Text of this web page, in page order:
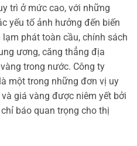
trì ở mức cao, với những
yếu tố ảnh hưởng đến biến
phát toàn cầu, chính sách
ương, căng thẳng địa
trong nước. Công ty
một trong những đơn vị uy
giá vàng được niêm yết bởi
báo quan trọng cho thị